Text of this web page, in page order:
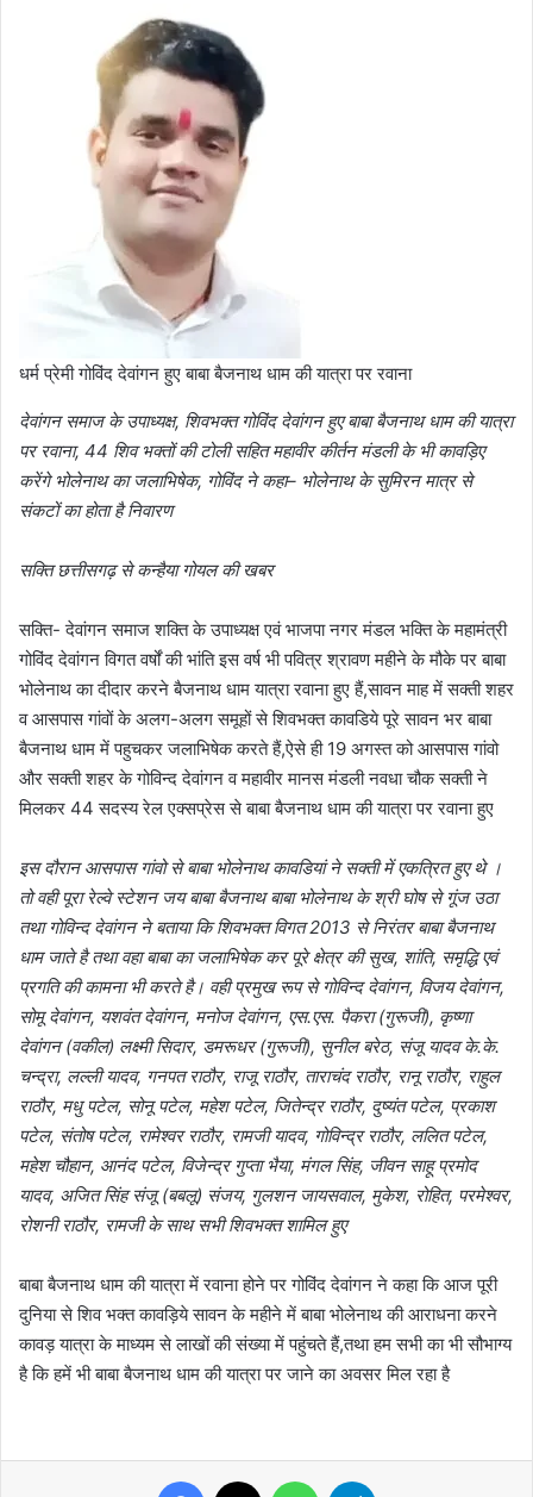
धर्म प्रेमी गोविंद देवांगन हुए बाबा बैजनाथ धाम की यात्रा पर रवाना
देवांगन समाज के उपाध्यक्ष, शिवभक्त गोविंद देवांगन हुए बाबा बैजनाथ धाम की यात्रा
पर रवाना, 44 शिव भक्तों की टोली सहित महावीर कीर्तन मंडली के भी कावड़िए
करेंगे भोलेनाथ का जलाभिषेक, गोविंद ने कहा– भोलेनाथ के सुमिरन मात्र से
संकटों का होता है निवारण
सक्ति छत्तीसगढ़ से कन्हैया गोयल की खबर
सक्ति- देवांगन समाज शक्ति के उपाध्यक्ष एवं भाजपा नगर मंडल भक्ति के महामंत्री
गोविंद देवांगन विगत वर्षों की भांति इस वर्ष भी पवित्र श्रावण महीने के मौके पर बाबा
भोलेनाथ का दीदार करने बैजनाथ धाम यात्रा रवाना हुए हैं,सावन माह में सक्ती शहर
व आसपास गांवों के अलग-अलग समूहों से शिवभक्त कावडिये पूरे सावन भर बाबा
बैजनाथ धाम में पहुचकर जलाभिषेक करते हैं,ऐसे ही 19 अगस्त को आसपास गांवो
और सक्ती शहर के गोविन्द देवांगन व महावीर मानस मंडली नवधा चौक सक्ती ने
मिलकर 44 सदस्य रेल एक्सप्रेस से बाबा बैजनाथ धाम की यात्रा पर रवाना हुए
इस दौरान आसपास गांवो से बाबा भोलेनाथ कावडियां ने सक्ती में एकत्रित हुए थे ।
तो वही पूरा रेल्वे स्टेशन जय बाबा बैजनाथ बाबा भोलेनाथ के श्री घोष से गूंज उठा
तथा गोविन्द देवांगन ने बताया कि शिवभक्त विगत 2013 से निरंतर बाबा बैजनाथ
धाम जाते है तथा वहा बाबा का जलाभिषेक कर पूरे क्षेत्र की सुख, शांति, समृद्धि एवं
प्रगति की कामना भी करते है। वही प्रमुख रूप से गोविन्द देवांगन, विजय देवांगन,
सोमू देवांगन, यशवंत देवांगन, मनोज देवांगन, एस.एस. पैकरा (गुरूजी), कृष्णा
देवांगन (वकील) लक्ष्मी सिदार, डमरूधर (गुरूजी), सुनील बरेठ, संजू यादव के.के.
चन्द्रा, लल्ली यादव, गनपत राठौर, राजू राठौर, ताराचंद राठौर, रानू राठौर, राहुल
राठौर, मधु पटेल, सोनू पटेल, महेश पटेल, जितेन्द्र राठौर, दुष्यंत पटेल, प्रकाश
पटेल, संतोष पटेल, रामेश्वर राठौर, रामजी यादव, गोविन्द्र राठौर, ललित पटेल,
महेश चौहान, आनंद पटेल, विजेन्द्र गुप्ता भैया, मंगल सिंह, जीवन साहू प्रमोद
यादव, अजित सिंह संजू (बबलू) संजय, गुलशन जायसवाल, मुकेश, रोहित, परमेश्वर,
रोशनी राठौर, रामजी के साथ सभी शिवभक्त शामिल हुए
बाबा बैजनाथ धाम की यात्रा में रवाना होने पर गोविंद देवांगन ने कहा कि आज पूरी
दुनिया से शिव भक्त कावड़िये सावन के महीने में बाबा भोलेनाथ की आराधना करने
कावड़ यात्रा के माध्यम से लाखों की संख्या में पहुंचते हैं,तथा हम सभी का भी सौभाग्य
है कि हमें भी बाबा बैजनाथ धाम की यात्रा पर जाने का अवसर मिल रहा है
Facebook WhatsApp